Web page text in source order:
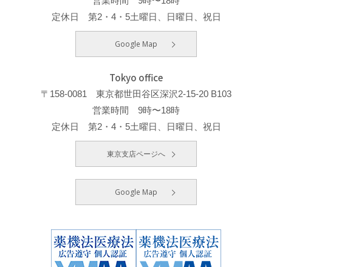
定休日 第2・4・5土曜日、日曜日、祝日
Google Map
Tokyo office
〒158-0081 東京都世田谷区深沢2-15-20 B103
営業時間 9時〜18時
定休日 第2・4・5土曜日、日曜日、祝日
東京支店ページへ
Google Map